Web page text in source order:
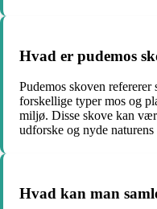
Hvad er pudemos
Pudemos skoven
forskellige typer mos og
miljø. Disse skove kan
udforske og nyde
Hvad kan man